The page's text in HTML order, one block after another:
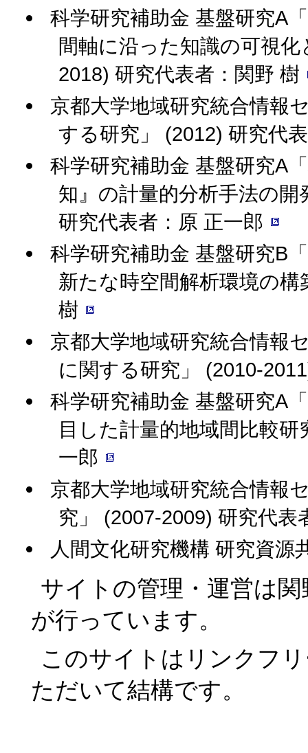
科学研究補助金 基盤研究A
間軸に沿った知識の可視
2018) 研究代表者：関野 樹
京都大学地域研究統合情報
する研究」 (2012) 研究代
科学研究補助金 基盤研究A
知』の計量的分析手法の
研究代表者：原 正一郎
科学研究補助金 基盤研究B
新たな時空間解析環境の
樹
京都大学地域研究統合情報
に関する研究」 (2010-
科学研究補助金 基盤研究A
目した計量的地域間比較
一郎
京都大学地域研究統合情報
究」 (2007-2009) 研究代表
人間文化研究機構 研究資源
サイトの管理・運営は
が行っています。
このサイトはリンクフ
ただいて結構です。